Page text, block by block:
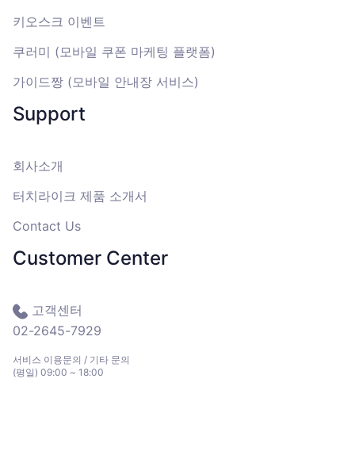
키오스크 이벤트
쿠러미 (모바일 쿠폰 마케팅 플랫폼)
가이드짱 (모바일 안내장 서비스)
Support
회사소개
터치라이크 제품 소개서
Contact Us
Customer Center
고객센터
02-2645-7929
서비스 이용문의 / 기타 문의
(평일) 09:00 ~ 18:00